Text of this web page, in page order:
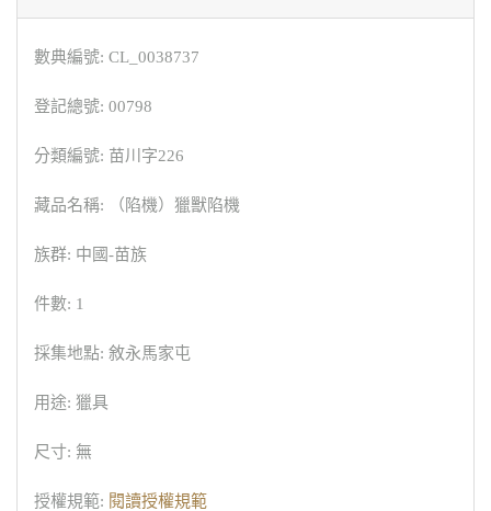
數典編號: CL_0038737
登記總號: 00798
分類編號: 苗川字226
藏品名稱: （陷機）獵獸陷機
族群: 中國-苗族
件數: 1
採集地點: 敘永馬家屯
用途: 獵具
尺寸: 無
授權規範: 閱讀授權規範